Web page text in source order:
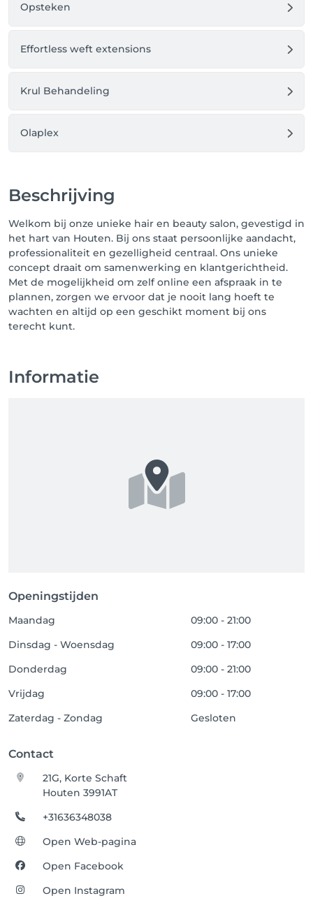
Opsteken
Effortless weft extensions
Krul Behandeling
Olaplex
Beschrijving
Welkom bij onze unieke hair en beauty salon, gevestigd in
het hart van Houten. Bij ons staat persoonlijke aandacht,
professionaliteit en gezelligheid centraal. Ons unieke
concept draait om samenwerking en klantgerichtheid.
Met de mogelijkheid om zelf online een afspraak in te
plannen, zorgen we ervoor dat je nooit lang hoeft te
wachten en altijd op een geschikt moment bij ons
terecht kunt.
Informatie
Openingstijden
Maandag
09:00 - 21:00
Dinsdag - Woensdag
09:00 - 17:00
Donderdag
09:00 - 21:00
Vrijdag
09:00 - 17:00
Zaterdag - Zondag
Gesloten
Contact
21G, Korte Schaft
Houten 3991AT
+31636348038
Open Web-pagina
Open Facebook
Open Instagram